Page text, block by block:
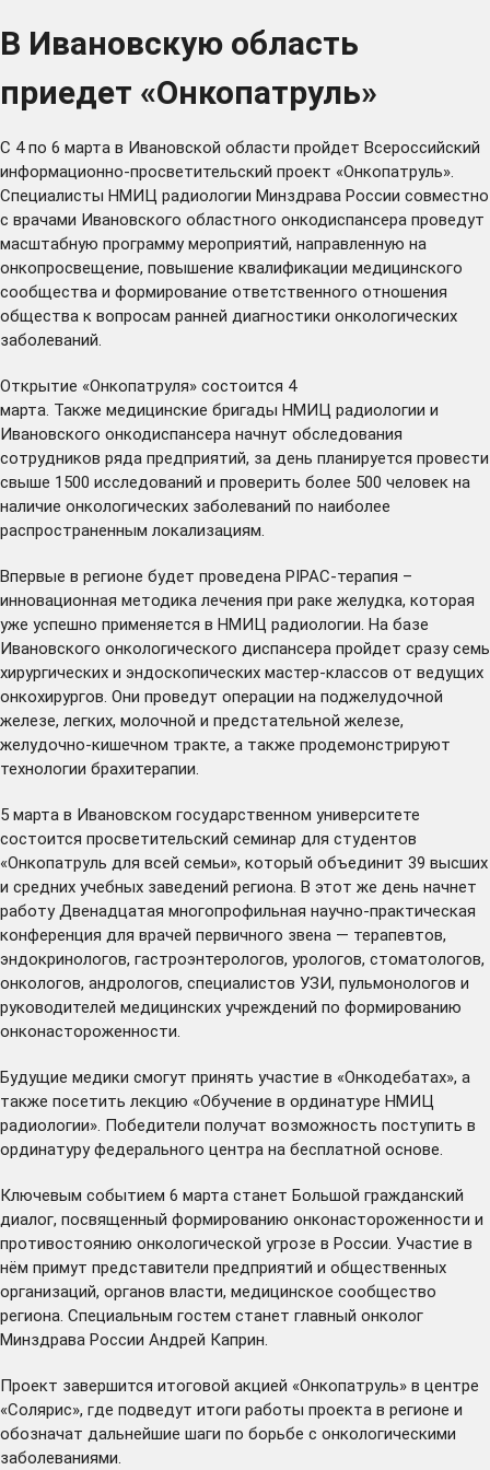
В Ивановскую область
приедет «Онкопатруль»
С 4 по 6 марта в Ивановской области пройдет Всероссийский
информационно-просветительский проект «Онкопатруль».
Специалисты НМИЦ радиологии Минздрава России совместно
с врачами Ивановского областного онкодиспансера проведут
масштабную программу мероприятий, направленную на
онкопросвещение, повышение квалификации медицинского
сообщества и формирование ответственного отношения
общества к вопросам ранней диагностики онкологических
заболеваний.
Открытие «Онкопатруля» состоится 4
марта. Также медицинские бригады НМИЦ радиологии и
Ивановского онкодиспансера начнут обследования
сотрудников ряда предприятий, за день планируется провести
свыше 1500 исследований и проверить более 500 человек на
наличие онкологических заболеваний по наиболее
распространенным локализациям.
Впервые в регионе будет проведена PIPAC-терапия –
инновационная методика лечения при раке желудка, которая
уже успешно применяется в НМИЦ радиологии. На базе
Ивановского онкологического диспансера пройдет сразу семь
хирургических и эндоскопических мастер-классов от ведущих
онкохирургов. Они проведут операции на поджелудочной
железе, легких, молочной и предстательной железе,
желудочно-кишечном тракте, а также продемонстрируют
технологии брахитерапии.
5 марта в Ивановском государственном университете
состоится просветительский семинар для студентов
«Онкопатруль для всей семьи», который объединит 39 высших
и средних учебных заведений региона. В этот же день начнет
работу Двенадцатая многопрофильная научно-практическая
конференция для врачей первичного звена — терапевтов,
эндокринологов, гастроэнтерологов, урологов, стоматологов,
онкологов, андрологов, специалистов УЗИ, пульмонологов и
руководителей медицинских учреждений по формированию
онконастороженности.
Будущие медики смогут принять участие в «Онкодебатах», а
также посетить лекцию «Обучение в ординатуре НМИЦ
радиологии». Победители получат возможность поступить в
ординатуру федерального центра на бесплатной основе.
Ключевым событием 6 марта станет Большой гражданский
диалог, посвященный формированию онконастороженности и
противостоянию онкологической угрозе в России. Участие в
нём примут представители предприятий и общественных
организаций, органов власти, медицинское сообщество
региона. Специальным гостем станет главный онколог
Минздрава России Андрей Каприн.
Проект завершится итоговой акцией «Онкопатруль» в центре
«Солярис», где подведут итоги работы проекта в регионе и
обозначат дальнейшие шаги по борьбе с онкологическими
заболеваниями.